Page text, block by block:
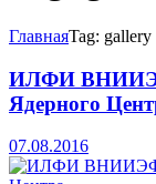
ГлавнаяTag: gallery
ИЛФИ ВНИИЭФ
Ядерного
07.08.2016